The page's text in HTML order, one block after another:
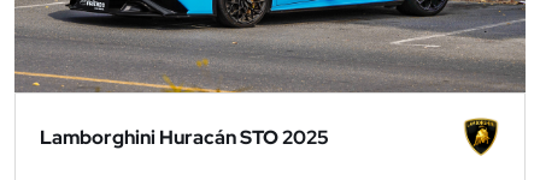
Lamborghini Huracán STO 2025